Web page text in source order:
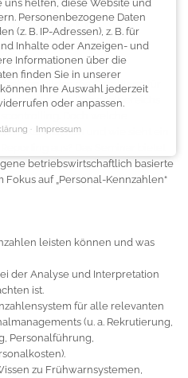
bilden die Grundlage für
des Personalbereichs
Kennzahlen und wie sieht ein
betriebswirtschaftlich basierte
auf „Personal-Kennzahlen“
leisten können und was
der Analyse und Interpretation
ist.
für alle relevanten
(u. a. Rekrutierung,
Personalführung,
zu Frühwarnsystemen,
helfen, diese Website und
Personenbezogene Daten
(z. B. IP-Adressen), z. B. für
Inhalte oder Anzeigen- und
Informationen über die
finden Sie in unserer
Ihre Auswahl jederzeit
oder anpassen.
Impressum